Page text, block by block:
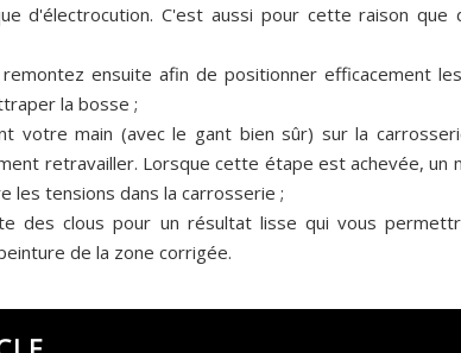
d'électrocution. C'est aussi pour cette raison que
ensuite afin de positionner efficacement
la bosse ;
votre main (avec le gant bien sûr) sur la
retravailler. Lorsque cette étape est achevée,
les tensions dans la carrosserie ;
des clous pour un résultat lisse qui vous
de la zone corrigée.